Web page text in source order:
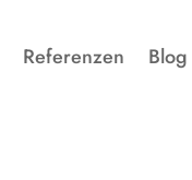
Referenzen Blog